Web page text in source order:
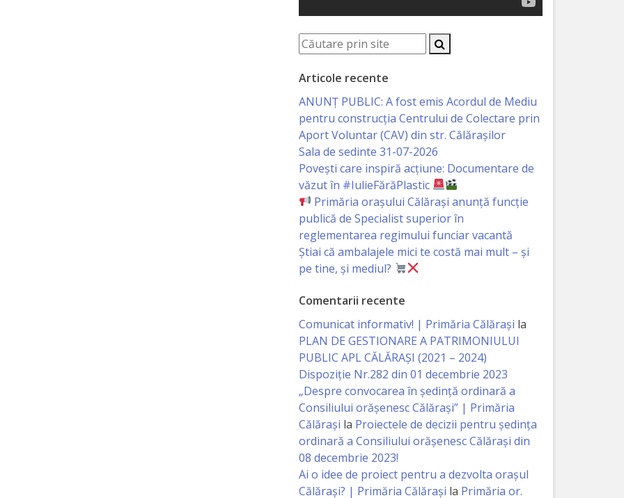
Articole recente
ANUNȚ PUBLIC: A fost emis Acordul de Mediu
pentru construcția Centrului de Colectare prin
Aport Voluntar (CAV) din str. Călărașilor
Sala de sedinte 31-07-2026
Povești care inspiră acțiune: Documentare de
văzut în #IulieFărăPlastic
Primăria orașului Călărași anunță funcție
publică de Specialist superior în
reglementarea regimului funciar vacantă
Știai că ambalajele mici te costă mai mult – și
pe tine, și mediul?
Comentarii recente
Comunicat informativ! | Primăria Călărași la
PLAN DE GESTIONARE A PATRIMONIULUI
PUBLIC APL CĂLĂRAȘI (2021 – 2024)
Dispoziție Nr.282 din 01 decembrie 2023
„Despre convocarea în ședință ordinară a
Consiliului orășenesc Călărași” | Primăria
Călărași la Proiectele de decizii pentru ședința
ordinară a Consiliului orășenesc Călărași din
08 decembrie 2023!
Ai o idee de proiect pentru a dezvolta orașul
Călărași? | Primăria Călărași la Primăria or.